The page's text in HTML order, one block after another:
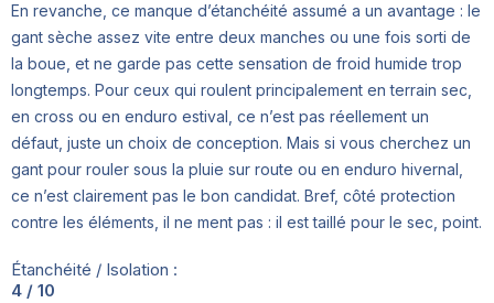
En revanche, ce manque d’étanchéité assumé a un avantage : le
gant sèche assez vite entre deux manches ou une fois sorti de
la boue, et ne garde pas cette sensation de froid humide trop
longtemps. Pour ceux qui roulent principalement en terrain sec,
en cross ou en enduro estival, ce n’est pas réellement un
défaut, juste un choix de conception. Mais si vous cherchez un
gant pour rouler sous la pluie sur route ou en enduro hivernal,
ce n’est clairement pas le bon candidat. Bref, côté protection
contre les éléments, il ne ment pas : il est taillé pour le sec, point.
Étanchéité / Isolation :
4 / 10